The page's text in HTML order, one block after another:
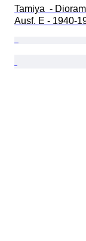
Tamiya  -
Ausf. E - 1940-